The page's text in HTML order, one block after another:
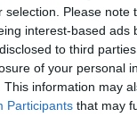
selection. Please
interest-based ads
to third
of your personal
This information may
Participants that may
készül a
kötelező,
re. Ezzel
igen